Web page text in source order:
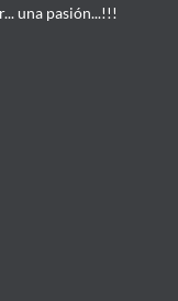
una pasión...!!!